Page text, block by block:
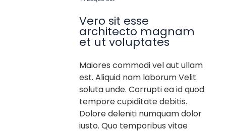
Vero sit esse
architecto magnam
et ut voluptates
Maiores commodi vel aut ullam
est. Aliquid nam laborum Velit
soluta unde. Corrupti ea id quod
tempore cupiditate debitis.
Dolore deleniti numquam dolor
iusto. Quo temporibus vitae